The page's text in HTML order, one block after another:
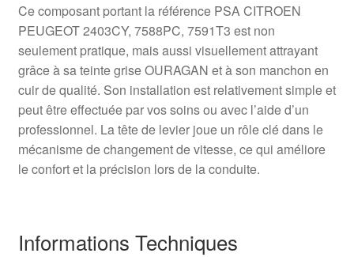
Ce composant portant la référence PSA CITROEN
PEUGEOT 2403CY, 7588PC, 7591T3 est non
seulement pratique, mais aussi visuellement attrayant
grâce à sa teinte grise OURAGAN et à son manchon en
cuir de qualité. Son installation est relativement simple et
peut être effectuée par vos soins ou avec l’aide d’un
professionnel. La tête de levier joue un rôle clé dans le
mécanisme de changement de vitesse, ce qui améliore
le confort et la précision lors de la conduite.
Informations Techniques